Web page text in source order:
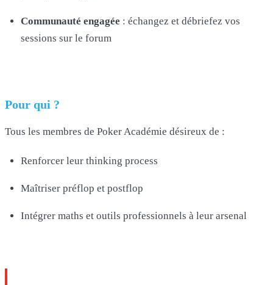
Communauté engagée : échangez et débriefez vos
sessions sur le forum
Pour qui ?
Tous les membres de Poker Académie désireux de :
Renforcer leur thinking process
Maîtriser préflop et postflop
Intégrer maths et outils professionnels à leur arsenal